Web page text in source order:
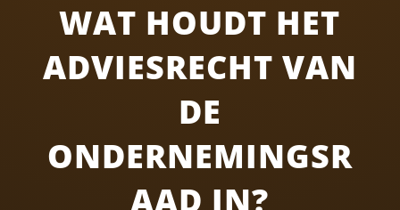
WAT HOUDT HET
ADVIESRECHT VAN
DE
ONDERNEMINGSR
AAD IN?